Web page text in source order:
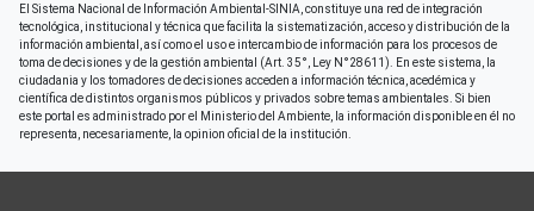
El Sistema Nacional de Información Ambiental-SINIA, constituye una red de integración
tecnológica, institucional y técnica que facilita la sistematización, acceso y distribución de la
información ambiental, así como el uso e intercambio de información para los procesos de
toma de decisiones y de la gestión ambiental (Art. 35°, Ley N°28611). En este sistema, la
ciudadania y los tomadores de decisiones acceden a información técnica, acedémica y
científica de distintos organismos públicos y privados sobre temas ambientales. Si bien
este portal es administrado por el Ministerio del Ambiente, la información disponible en él no
representa, necesariamente, la opinion oficial de la institución.